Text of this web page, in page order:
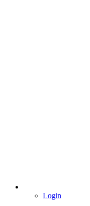
Login